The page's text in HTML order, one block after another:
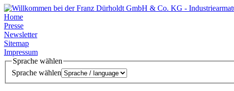
Home
Presse
Newsletter
Sitemap
Impressum
Sprache wählen
Sprache wählen